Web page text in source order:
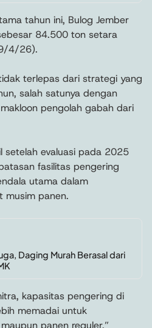
tahun ini, Bulog Jember
84.500 ton setara
4/26).
terlepas dari strategi yang
salah satunya dengan
pengolah gabah dari
setelah evaluasi pada 2025
fasilitas pengering
utama dalam
musim panen.
Daging Murah Berasal dari
kapasitas pengering di
memadai untuk
panen reguler,”